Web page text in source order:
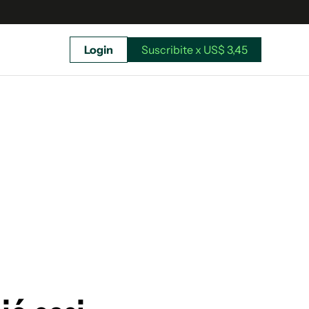
Suscribite x US$ 3,45
Login Suscribite x US$ 3,45